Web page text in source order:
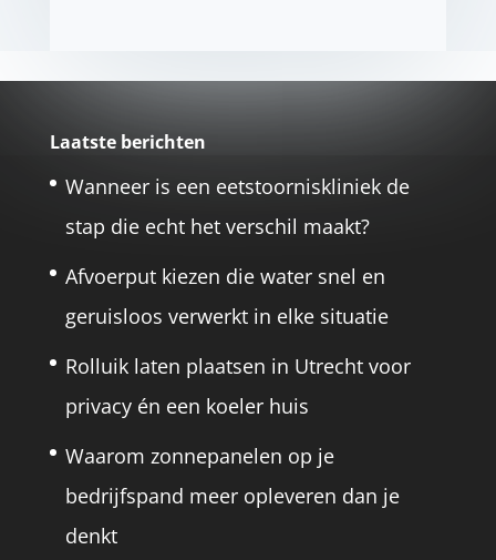
Laatste berichten
Wanneer is een eetstoorniskliniek de
stap die echt het verschil maakt?
Afvoerput kiezen die water snel en
geruisloos verwerkt in elke situatie
Rolluik laten plaatsen in Utrecht voor
privacy én een koeler huis
Waarom zonnepanelen op je
bedrijfspand meer opleveren dan je
denkt